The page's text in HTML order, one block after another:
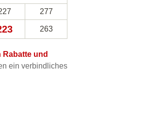
277
263
und
ein verbindliches